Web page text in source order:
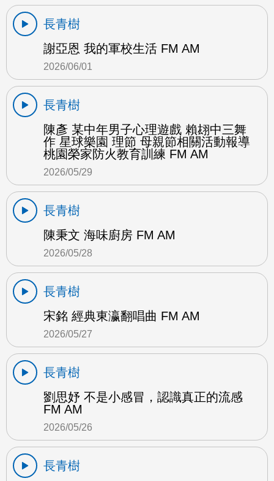
長青樹
謝亞恩 我的軍校生活 FM AM
2026/06/01
長青樹
陳彥 某中年男子心理遊戲 賴翃中三舞
作 星球樂園 理節 母親節相關活動報導
桃園榮家防火教育訓練 FM AM
2026/05/29
長青樹
陳秉文 海味廚房 FM AM
2026/05/28
長青樹
宋銘 經典東瀛翻唱曲 FM AM
2026/05/27
長青樹
劉思妤 不是小感冒，認識真正的流感
FM AM
2026/05/26
長青樹